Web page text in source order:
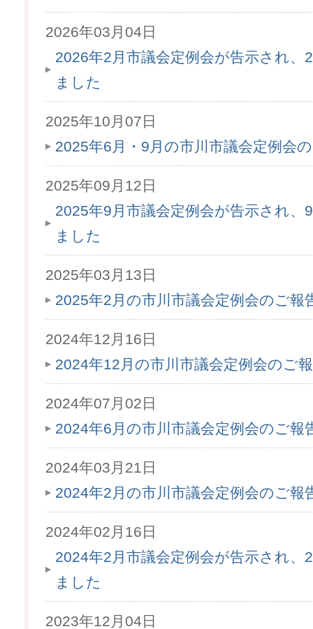
2026年03月04日
2026年2月市議会定例会が告示され、
ました
2025年10月07日
2025年6月・9月の市川市議会定例会
2025年09月12日
2025年9月市議会定例会が告示され、
ました
2025年03月13日
2025年2月の市川市議会定例会のご報
2024年12月16日
2024年12月の市川市議会定例会のご
2024年07月02日
2024年6月の市川市議会定例会のご報
2024年03月21日
2024年2月の市川市議会定例会のご報
2024年02月16日
2024年2月市議会定例会が告示され、
ました
2023年12月04日